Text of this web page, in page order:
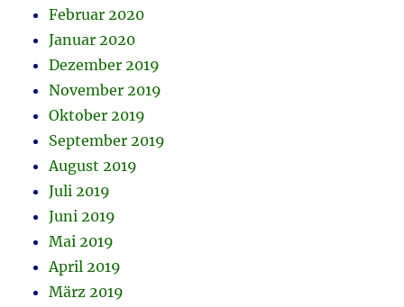
Februar 2020
Januar 2020
Dezember 2019
November 2019
Oktober 2019
September 2019
August 2019
Juli 2019
Juni 2019
Mai 2019
April 2019
März 2019